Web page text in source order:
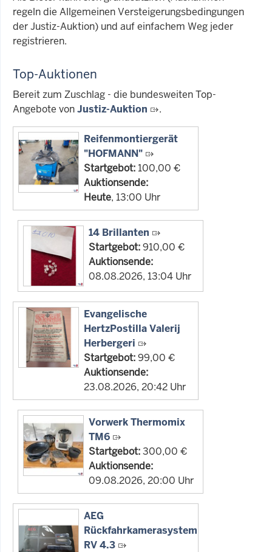
regeln die Allgemeinen Versteigerungsbedingungen
der Justiz-Auktion) und auf einfachem Weg jeder
registrieren.
Top-Auktionen
Bereit zum Zuschlag - die bundesweiten Top-
Angebote vonJustiz-Auktion .
Reifenmontiergerät
"HOFMANN"
Startgebot:100,00 €
Auktionsende:
Heute, 13:00 Uhr
14 Brillanten
Startgebot:910,00 €
Auktionsende:
08.08.2026, 13:04 Uhr
Evangelische
HertzPostilla Valerij
Herbergeri
Startgebot:99,00 €
Auktionsende:
23.08.2026, 20:42 Uhr
Vorwerk Thermomix
TM6
Startgebot:300,00 €
Auktionsende:
09.08.2026, 20:00 Uhr
AEG
Rückfahrkamerasystem
RV 4.3